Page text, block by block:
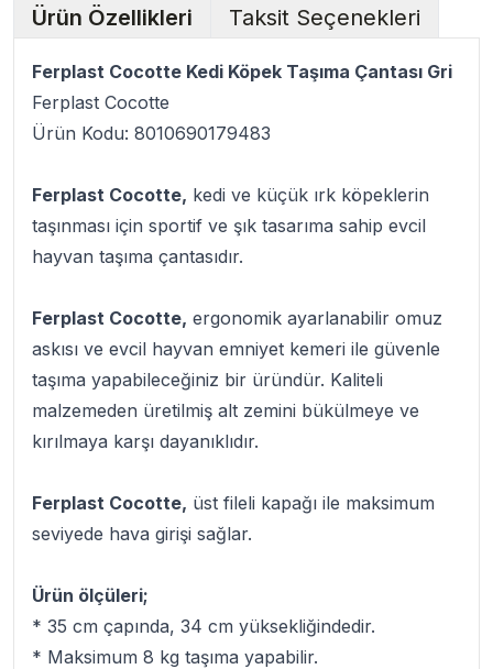
Ürün Özellikleri Taksit Seçenekleri
Ferplast Cocotte Kedi Köpek Taşıma Çantası Gri
Ferplast Cocotte
Ürün Kodu: 8010690179483
Ferplast Cocotte, kedi ve küçük ırk köpeklerin
taşınması için sportif ve şık tasarıma sahip evcil
hayvan taşıma çantasıdır.
Ferplast Cocotte, ergonomik ayarlanabilir omuz
askısı ve evcil hayvan emniyet kemeri ile güvenle
taşıma yapabileceğiniz bir üründür. Kaliteli
malzemeden üretilmiş alt zemini bükülmeye ve
kırılmaya karşı dayanıklıdır.
Ferplast Cocotte, üst fileli kapağı ile maksimum
seviyede hava girişi sağlar.
Ürün ölçüleri;
* 35 cm çapında, 34 cm yüksekliğindedir.
* Maksimum 8 kg taşıma yapabilir.